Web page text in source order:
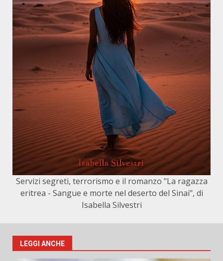
Servizi segreti, terrorismo e il romanzo "La ragazza
eritrea - Sangue e morte nel deserto del Sinai", di
Isabella Silvestri
LEGGI ANCHE